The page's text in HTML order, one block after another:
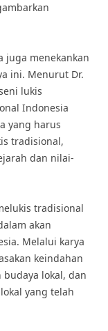
juga menekankan
ini. Menurut Dr.
lukis
Indonesia
yang harus
tradisional,
dan nilai-
tradisional
akan
Melalui karya
keindahan
lokal, dan
yang telah